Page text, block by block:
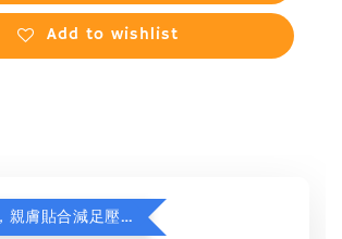
Add to wishlist
日本品牌拖，親膚貼合減足壓，超值加購75折！